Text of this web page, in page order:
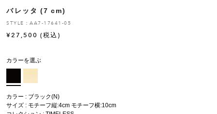
お修理について
バレッタ (7 cm)
STYLE：AA7-17641-05
¥27,500 (税込)
カラーを選ぶ
カラー : ブラック(N)
サイズ : モチーフ縦:4cm モチーフ横:10cm